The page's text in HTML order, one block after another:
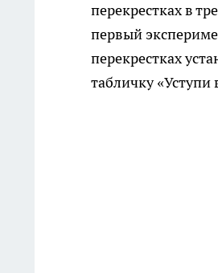
перекрестках в
первый
перекрестках
табличку «Уступи